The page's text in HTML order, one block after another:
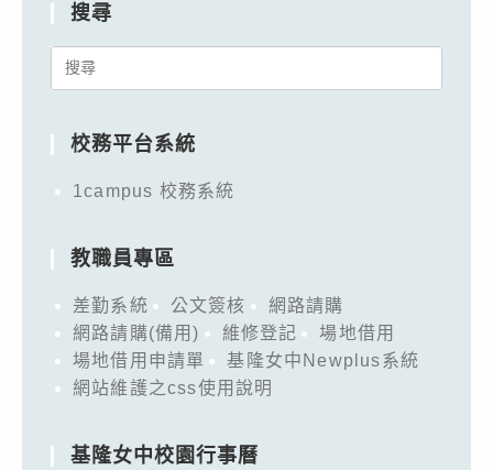
搜尋
Search
校務平台系統
1campus 校務系統
教職員專區
差勤系統 公文簽核
網路請購
網路請購(備用)
維修登記
場地借用
場地借用申請單
基隆女中Newplus系統
網站維護之css使用說明
基隆女中校園行事曆